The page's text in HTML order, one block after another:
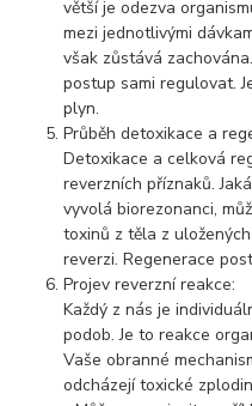
větší je odezva
mezi jednotlivými
však zůstává
postup sami regulovat.
plyn.
Průběh detoxikace a
Detoxikace a celková
reverzních příznaků.
vyvolá biorezonanci,
toxinů z těla z
reverzi. Regenerace
Projev reverzní reakce:
Každý z nás je
podob. Je to reakce
Vaše obranné
odcházejí toxické